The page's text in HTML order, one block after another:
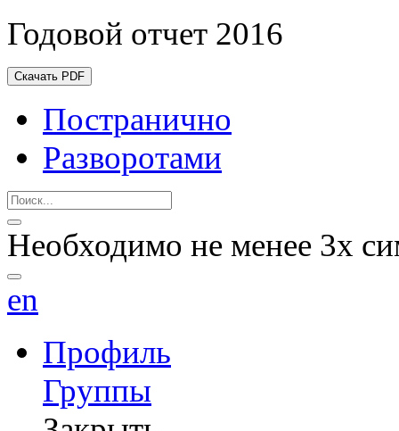
Годовой отчет 2016
Скачать PDF
Постранично
Разворотами
Необходимо не менее 3х
en
Профиль
Группы